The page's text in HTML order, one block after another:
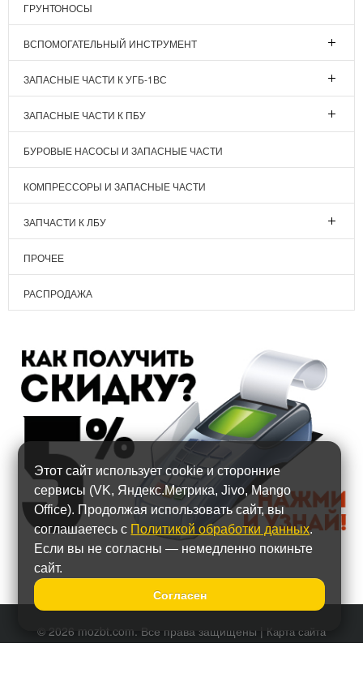
ГРУНТОНОСЫ
ВСПОМОГАТЕЛЬНЫЙ ИНСТРУМЕНТ
ЗАПАСНЫЕ ЧАСТИ К УГБ-1ВС
ЗАПАСНЫЕ ЧАСТИ К ПБУ
БУРОВЫЕ НАСОСЫ И ЗАПАСНЫЕ ЧАСТИ
КОМПРЕССОРЫ И ЗАПАСНЫЕ ЧАСТИ
ЗАПЧАСТИ К ЛБУ
ПРОЧЕЕ
РАСПРОДАЖА
© 2026 mozbt.com. Все права защищены | Карта сайта
Этот сайт использует cookie и сторонние
сервисы (VK, Яндекс.Метрика, Jivo, Mango
Office). Продолжая использовать сайт, вы
соглашаетесь с Политикой обработки данных.
Если вы не согласны — немедленно покиньте
сайт.
Согласен